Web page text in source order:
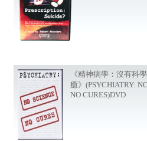
《精神病學：沒有科
癒》(PSYCHIATRY:
NO CURES)DVD